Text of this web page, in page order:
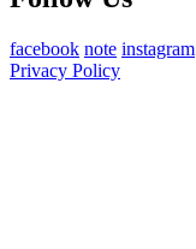
facebook note instagram
Privacy Policy